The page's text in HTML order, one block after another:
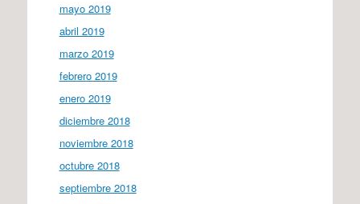
mayo 2019
abril 2019
marzo 2019
febrero 2019
enero 2019
diciembre 2018
noviembre 2018
octubre 2018
septiembre 2018